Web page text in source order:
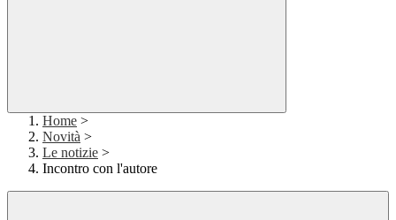
Home >
Novità >
Le notizie >
Incontro con l'autore